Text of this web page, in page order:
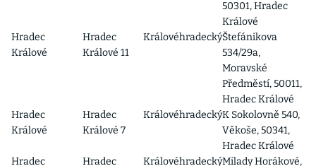
50301, Hradec
Králové
Hradec
Králové
Hradec
Králové 11
KrálovéhradeckýŠtefánikova
534/29a,
Moravské
Předměstí, 50011,
Hradec Králové
Hradec
Králové
Hradec
Králové 7
KrálovéhradeckýK Sokolovně 540,
Věkoše, 50341,
Hradec Králové
Hradec
Hradec
KrálovéhradeckýMilady Horákové,